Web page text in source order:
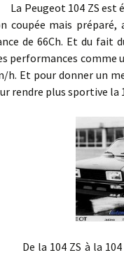
104 ZS est
coupée mais
de 66Ch. Et du fait
performances comme
h. Et pour donner un
rendre plus sportive la
104 ZS à la 104